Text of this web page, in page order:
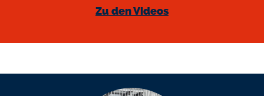
Zu den Videos